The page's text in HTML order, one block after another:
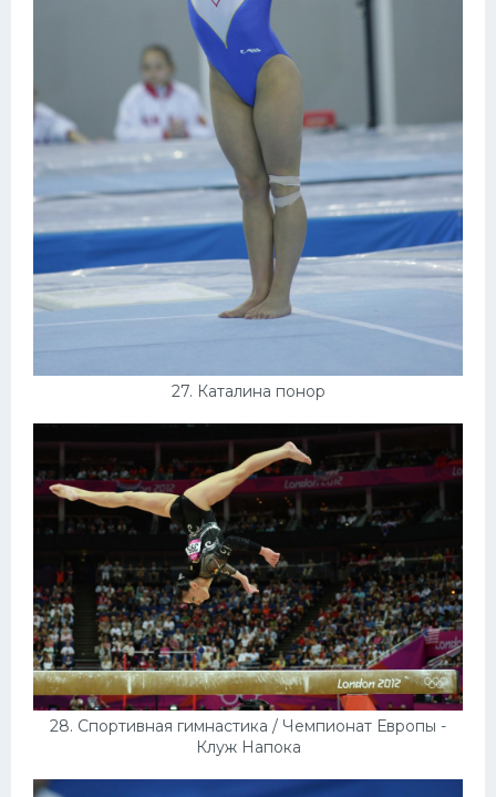
27. Каталина понор
28. Спортивная гимнастика / Чемпионат Европы -
Клуж Напока